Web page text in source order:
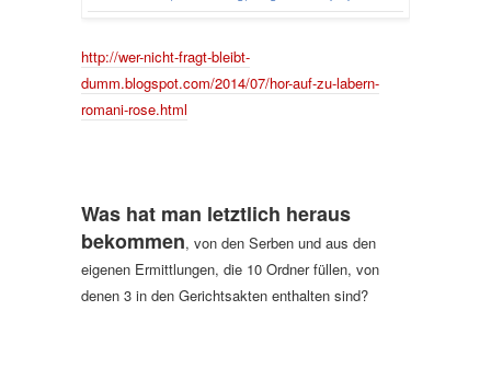
http://wer-nicht-fragt-bleibt-
dumm.blogspot.com/2014/07/hor-auf-zu-labern-
romani-rose.html
Was hat man letztlich heraus
bekommen, von den Serben und aus den
eigenen Ermittlungen, die 10 Ordner füllen, von
denen 3 in den Gerichtsakten enthalten sind?